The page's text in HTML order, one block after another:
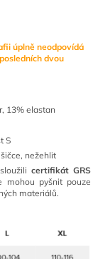
úplně neodpovídá
dvou
13% elastan
S
nežehlit
certifikát GRS
mohou pyšnit pouze
materiálů.